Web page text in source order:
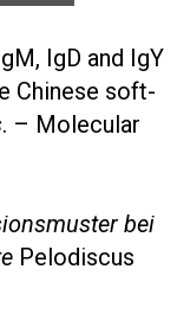
IgD and IgY
Chinese soft-
. – Molecular
bei
Pelodiscus